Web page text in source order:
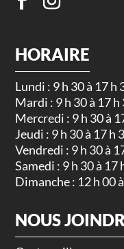
HORAIRE
Lundi : 9 h 30 à 17 h
Mardi : 9 h 30 à 17 h
Mercredi : 9 h 30 à
Jeudi : 9 h 30 à 17 h
Vendredi : 9 h 30 à
Samedi : 9 h 30 à 17
Dimanche : 12 h 00
NOUS